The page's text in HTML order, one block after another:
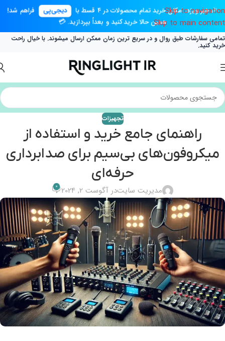
🎉 خبر ویژه: امکان خرید تمام محصولات در ۴ قسط با دیجی‌پی
فراهم شد!
همین حالا خرید کنید و بعداً بپردازید. 💳
Skip to navigation
Skip to main content
تمامی سفارشات طبق روال و در سریع ترین زمان ممکن ارسال میشوند. با خیال راحت
خرید کنید.
تجهیزات
راهنمای جامع خرید و استفاده از
میکروفون‌های بی‌سیم برای صدابرداری
حرفه‌ای
مدیریت سایتدر آگوست 2, 2024 0